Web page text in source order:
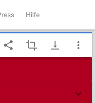
Hilfe